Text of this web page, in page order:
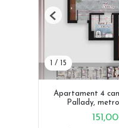
/ 15
Previous
Apartament 4
Pallady,